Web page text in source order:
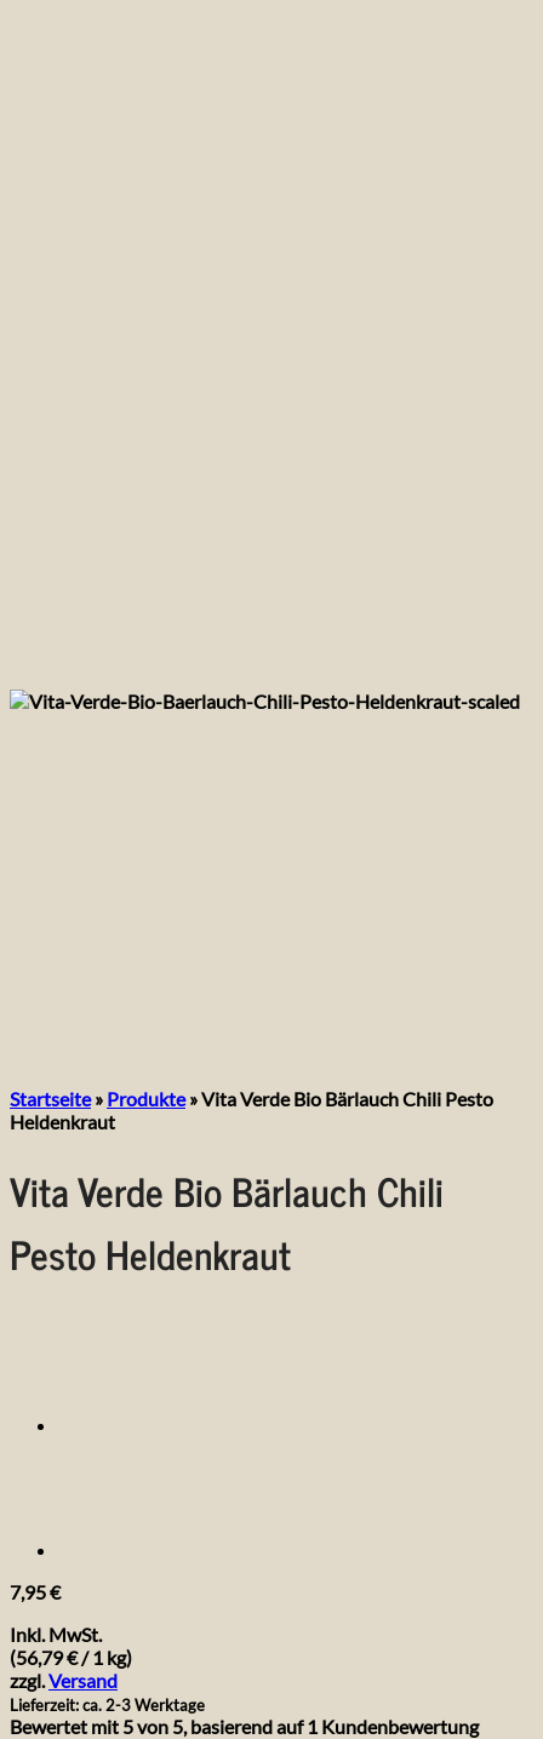
Startseite » Produkte »Vita Verde Bio Bärlauch Chili Pesto
Heldenkraut
Vita Verde Bio Bärlauch Chili
Pesto Heldenkraut
7,95€
Inkl. MwSt.
(56,79€/ 1 kg)
zzgl.Versand
Lieferzeit: ca. 2-3 Werktage
Bewertet mit 5von 5, basierend auf1 Kundenbewertung